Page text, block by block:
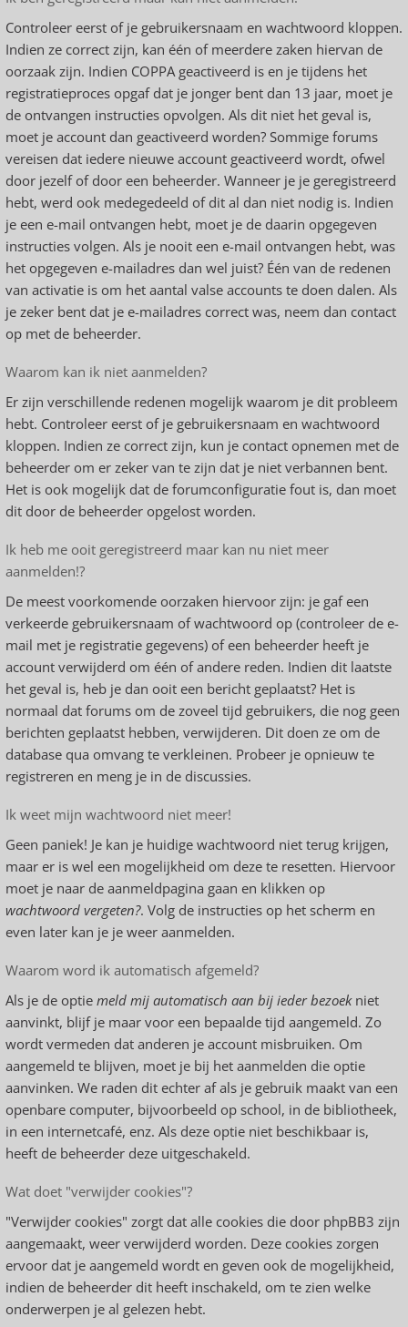
Controleer eerst of je gebruikersnaam en wachtwoord kloppen.
Indien ze correct zijn, kan één of meerdere zaken hiervan de
oorzaak zijn. Indien COPPA geactiveerd is en je tijdens het
registratieproces opgaf dat je jonger bent dan 13 jaar, moet je
de ontvangen instructies opvolgen. Als dit niet het geval is,
moet je account dan geactiveerd worden? Sommige forums
vereisen dat iedere nieuwe account geactiveerd wordt, ofwel
door jezelf of door een beheerder. Wanneer je je geregistreerd
hebt, werd ook medegedeeld of dit al dan niet nodig is. Indien
je een e-mail ontvangen hebt, moet je de daarin opgegeven
instructies volgen. Als je nooit een e-mail ontvangen hebt, was
het opgegeven e-mailadres dan wel juist? Één van de redenen
van activatie is om het aantal valse accounts te doen dalen. Als
je zeker bent dat je e-mailadres correct was, neem dan contact
op met de beheerder.
Waarom kan ik niet aanmelden?
Er zijn verschillende redenen mogelijk waarom je dit probleem
hebt. Controleer eerst of je gebruikersnaam en wachtwoord
kloppen. Indien ze correct zijn, kun je contact opnemen met de
beheerder om er zeker van te zijn dat je niet verbannen bent.
Het is ook mogelijk dat de forumconfiguratie fout is, dan moet
dit door de beheerder opgelost worden.
Ik heb me ooit geregistreerd maar kan nu niet meer
aanmelden!?
De meest voorkomende oorzaken hiervoor zijn: je gaf een
verkeerde gebruikersnaam of wachtwoord op (controleer de e-
mail met je registratie gegevens) of een beheerder heeft je
account verwijderd om één of andere reden. Indien dit laatste
het geval is, heb je dan ooit een bericht geplaatst? Het is
normaal dat forums om de zoveel tijd gebruikers, die nog geen
berichten geplaatst hebben, verwijderen. Dit doen ze om de
database qua omvang te verkleinen. Probeer je opnieuw te
registreren en meng je in de discussies.
Ik weet mijn wachtwoord niet meer!
Geen paniek! Je kan je huidige wachtwoord niet terug krijgen,
maar er is wel een mogelijkheid om deze te resetten. Hiervoor
moet je naar de aanmeldpagina gaan en klikken op
wachtwoord vergeten?. Volg de instructies op het scherm en
even later kan je je weer aanmelden.
Waarom word ik automatisch afgemeld?
Als je de optie meld mij automatisch aan bij ieder bezoekniet
aanvinkt, blijf je maar voor een bepaalde tijd aangemeld. Zo
wordt vermeden dat anderen je account misbruiken. Om
aangemeld te blijven, moet je bij het aanmelden die optie
aanvinken. We raden dit echter af als je gebruik maakt van een
openbare computer, bijvoorbeeld op school, in de bibliotheek,
in een internetcafé, enz. Als deze optie niet beschikbaar is,
heeft de beheerder deze uitgeschakeld.
Wat doet "verwijder cookies"?
"Verwijder cookies" zorgt dat alle cookies die door phpBB3 zijn
aangemaakt, weer verwijderd worden. Deze cookies zorgen
ervoor dat je aangemeld wordt en geven ook de mogelijkheid,
indien de beheerder dit heeft inschakeld, om te zien welke
onderwerpen je al gelezen hebt.